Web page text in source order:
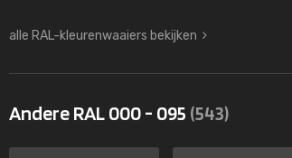
alle RAL-kleurenwaaiers bekijken
Andere RAL 000 - 095 (543)